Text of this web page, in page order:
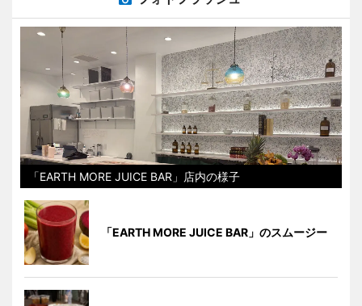
「EARTH MORE JUICE BAR」店内の様子
「EARTH MORE JUICE BAR」のスムージー